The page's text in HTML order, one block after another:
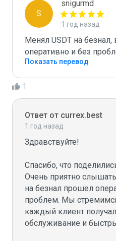
S
snigurmd
1 год назад
Менял USDT на
оперативно и без
Показать перевод
1
Ответ от currex.best
1 год назад
Здравствуйте!
Спасибо, что
Очень приятно
на безнал прошел
проблем. Мы
каждый клиент
обслуживание и